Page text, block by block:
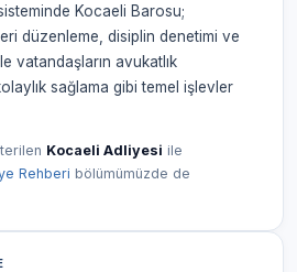
Kocaeli Barosu;
düzenleme, disiplin denetimi ve
vatandaşların avukatlık
sağlama gibi temel işlevler
Kocaeli Adliyesi ile
Rehberi bölümümüzde de